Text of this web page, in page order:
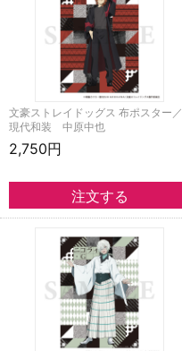
文豪ストレイドッグス 布ポスター／
現代和装 中原中也
2,750円